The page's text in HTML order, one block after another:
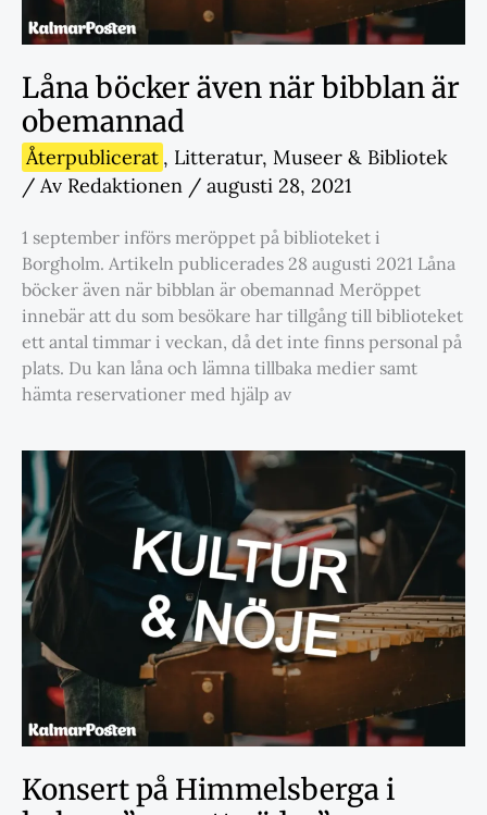
Låna böcker även när bibblan är
obemannad
Återpublicerat , Litteratur, Museer & Bibliotek
/ Av Redaktionen / augusti 28, 2021
1 september införs meröppet på biblioteket i
Borgholm. Artikeln publicerades 28 augusti 2021 Låna
böcker även när bibblan är obemannad Meröppet
innebär att du som besökare har tillgång till biblioteket
ett antal timmar i veckan, då det inte finns personal på
plats. Du kan låna och lämna tillbaka medier samt
hämta reservationer med hjälp av
Konsert på Himmelsberga i